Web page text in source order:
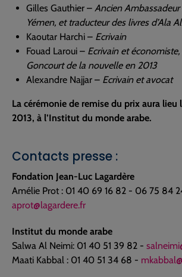
Gilles Gauthier – Ancien Ambassadeur
Yémen, et traducteur des livres d’Ala
Kaoutar Harchi – Ecrivain
Fouad Laroui – Ecrivain et
Goncourt de la nouvelle en 2013
Alexandre Najjar – Ecrivain et avocat
La cérémonie de remise du prix aura lieu
2013, à l’Institut du monde arabe.
Contacts presse :
Fondation Jean-Luc Lagardère
Amélie Prot : 01 40 69 16 82 - 06 75 84
aprot@lagardere.fr
Institut du monde arabe
Salwa Al Neimi: 01 40 51 39 82 -
Maati Kabbal : 01 40 51 34 68 -